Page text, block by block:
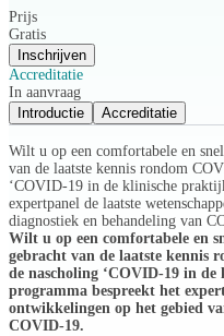
Prijs
Gratis
Inschrijven
Accreditatie
In aanvraag
Introductie
Accreditatie
Wilt u op een comfortabele en
van de laatste kennis rondom
‘COVID-19 in de klinische
expertpanel de laatste
diagnostiek en behandeling van
Wilt u op een comfortabele en
gebracht van de laatste kennis
de nascholing ‘COVID-19 in
programma bespreekt het
ontwikkelingen op het gebied
COVID-19.